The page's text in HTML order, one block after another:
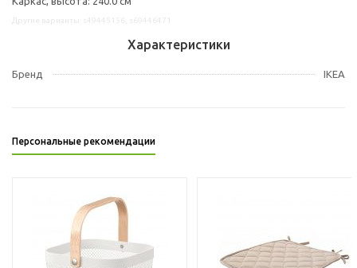
Характеристики
Бренд IKEA
Персональные рекомендации